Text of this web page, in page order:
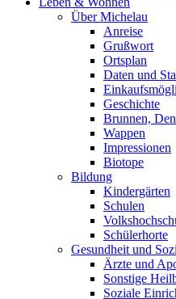
Über Michelau
Anreise
Grußwort
Ortsplan
Daten und
Geschichte
Brunnen,
Wappen
Impressionen
Biotope
Bildung
Kindergärten
Schulen
Schülerhorte
Gesundheit und
Ärzte und
Sonstige
Soziale